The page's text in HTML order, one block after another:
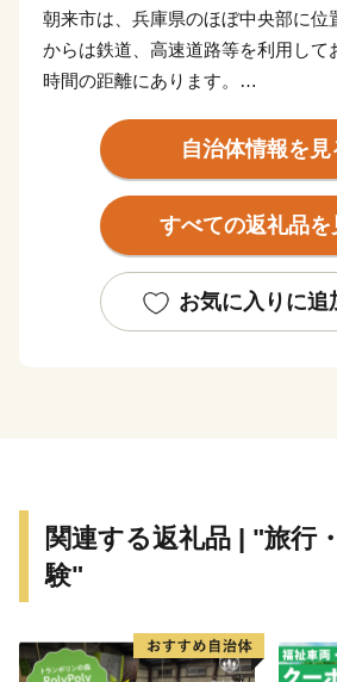
朝来市は、兵庫県のほぼ中央部に位
からは鉄道、高速道路等を利用して
時間の距離にあります。
ってまちづくりに取り組む施策が評
住みたい田舎ベストランキング」で
に選ばれました。
観光名所として「天空の城」や「日
があり、雲海に包まれた姿は見る者
平成29年4月には「播但貫く、銀の
ふるさと納税の返礼品としても大
天ぷら、焼きねぎなどで食べると美
これらの観光資源、歴史遺産、特産
ら、今後もよりよいまちづくりに取
自治体情報を見
すべての返礼品を
お気に入りに追
関連する返礼品 | "旅行
験"